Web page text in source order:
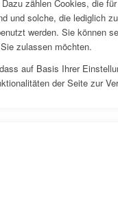
zählen Cookies, die
und solche, die lediglich
werden. Sie können
zulassen möchten.
auf Basis Ihrer
der Seite zur